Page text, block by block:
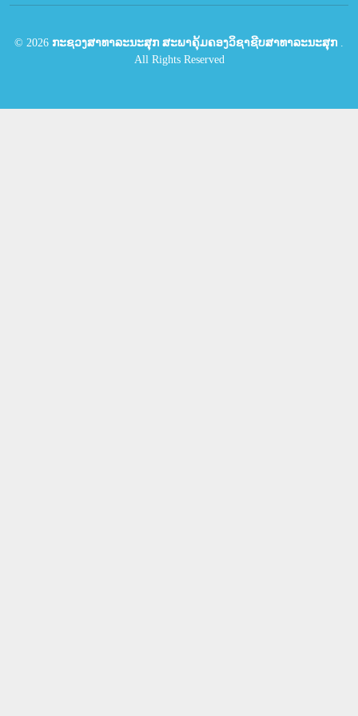
© 2026 ກະຊວງສາທາລະນະສຸກ ສະພາຄຸ້ມຄອງວິຊາຊີບສາທາລະນະສຸກ
All Rights Reserved